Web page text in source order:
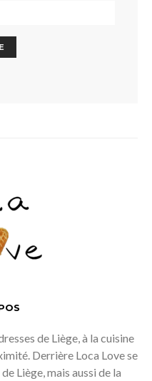
de Liège, à la cuisine
Derrière Loca Love se
Liège, mais aussi de la